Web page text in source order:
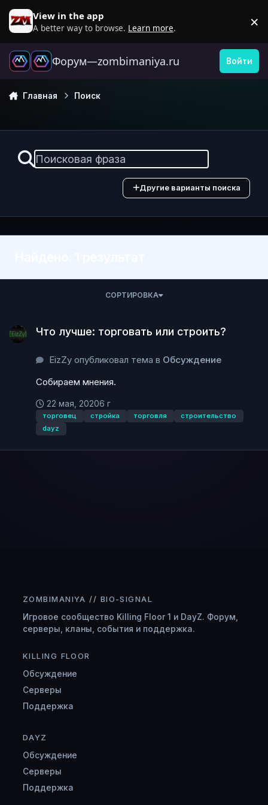
Перейти к содержанию
View in the app
A better way to browse. Learn more. ×
Форум—zombimaniya.ru Войти
Главная Поиск
Другие варианты поиска
СОРТИРОВКА
Что лучше: торговать или строить?
EizZy опубликовал тема в Обсуждение
Собираем мнения.
22 мая, 20206 г
торговец стройка торговля
строительство
dayz
ZOMBIMANIYA // BIO-SIGNAL
Игровое сообщество Killing Floor 1 и DayZ. Форум,
серверы, кланы, события и поддержка.
KILLING FLOOR
Обсуждение
Серверы
Поддержка
DAYZ
Обсуждение
Серверы
Поддержка